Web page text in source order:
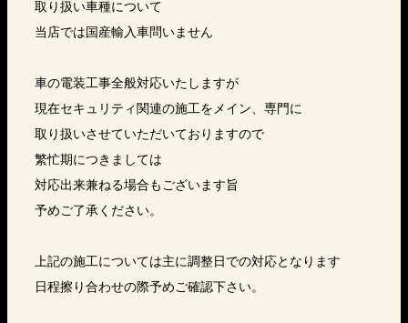
取り扱い車種について
当店では国産輸入車問いません
車の電装工事全般対応いたしますが
現在セキュリティ関連の施工をメイン、専門に
取り扱いさせていただいておりますので
繁忙期につきましては
対応出来兼ねる場合もございます旨
予めご了承ください。
上記の施工については主に調整日での対応となります
日程擦り合わせの際予めご確認下さい。